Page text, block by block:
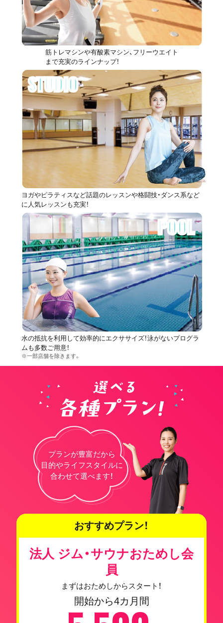
筋トレマシンや有酸素マシン、フリーウエイト
まで充実のラインナップ！
STUDIO
ヨガやピラティスなど話題のレッスンや格闘技・ダンス系など
に人気レッスンも充実！
POOL
水の抵抗を利用して効率的にエクササイズ！泳がないプログラ
ムも多数ご用意！
※一部店舗を除きます。
プランが豊富だから
目的やライフスタイルに
合わせて選べます！
おすすめプラン！
法人 ジム・サウナおためし会
員
まずはおためしからスタート！
開始から4カ月間